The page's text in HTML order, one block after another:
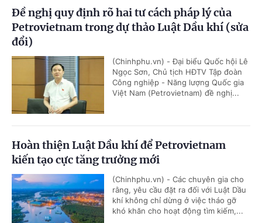
Đề nghị quy định rõ hai tư cách pháp lý của
Petrovietnam trong dự thảo Luật Dầu khí (sửa
đổi)
(Chinhphu.vn) - Đại biểu Quốc hội Lê
Ngọc Sơn, Chủ tịch HĐTV Tập đoàn
Công nghiệp - Năng lượng Quốc gia
Việt Nam (Petrovietnam) đề nghị...
Hoàn thiện Luật Dầu khí để Petrovietnam
kiến tạo cực tăng trưởng mới
(Chinhphu.vn) - Các chuyên gia cho
rằng, yêu cầu đặt ra đối với Luật Dầu
khí không chỉ dừng ở việc tháo gỡ
khó khăn cho hoạt động tìm kiếm,...